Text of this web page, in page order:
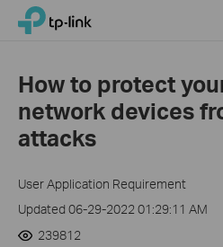
Click
navigation
TP-Link, Reliably Smart
How to protect
network devices
attacks
User Application Requirement
Updated 06-29-2022 01:29:11 AM
239812